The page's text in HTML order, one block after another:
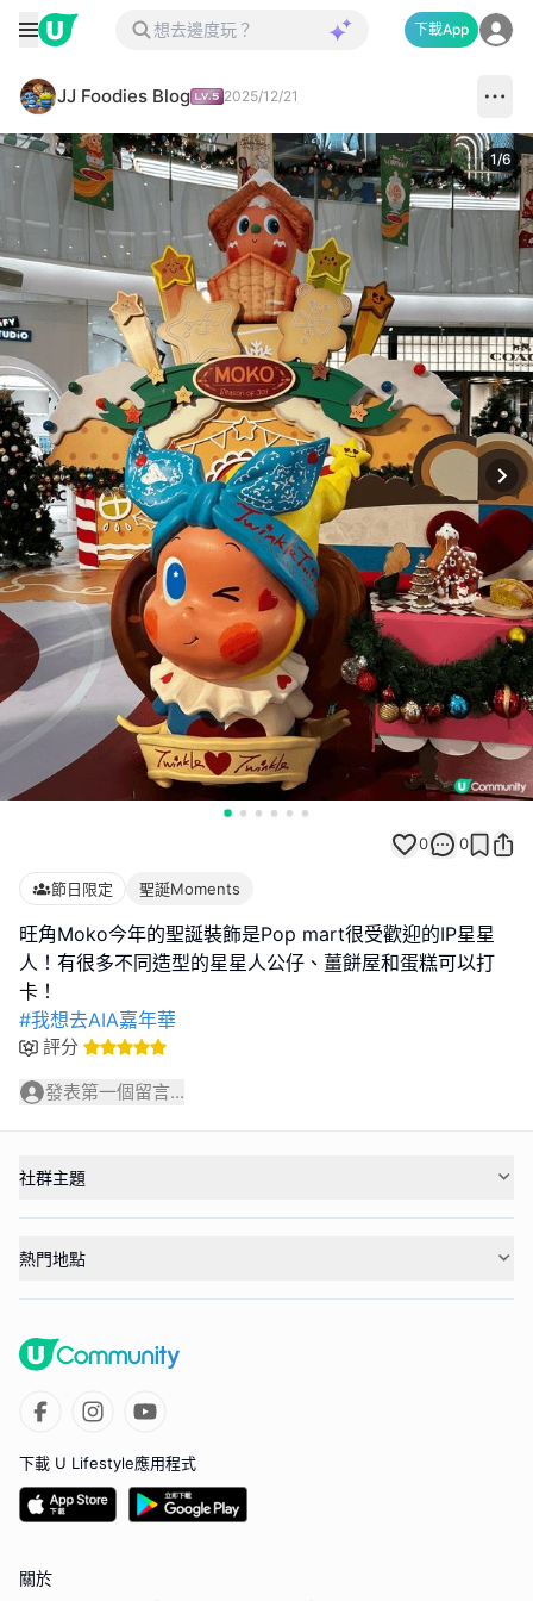
下載App
JJ Foodies Blog 2025/12/21
1/6
0 0
節日限定 聖誕Moments
旺角Moko今年的聖誕裝飾是Pop mart很受歡迎的IP星星
人！有很多不同造型的星星人公仔、薑餅屋和蛋糕可以打
#我想去AIA嘉年華
評分
發表第一個留言...
社群主題
熱門地點
下載 U Lifestyle應用程式
關於